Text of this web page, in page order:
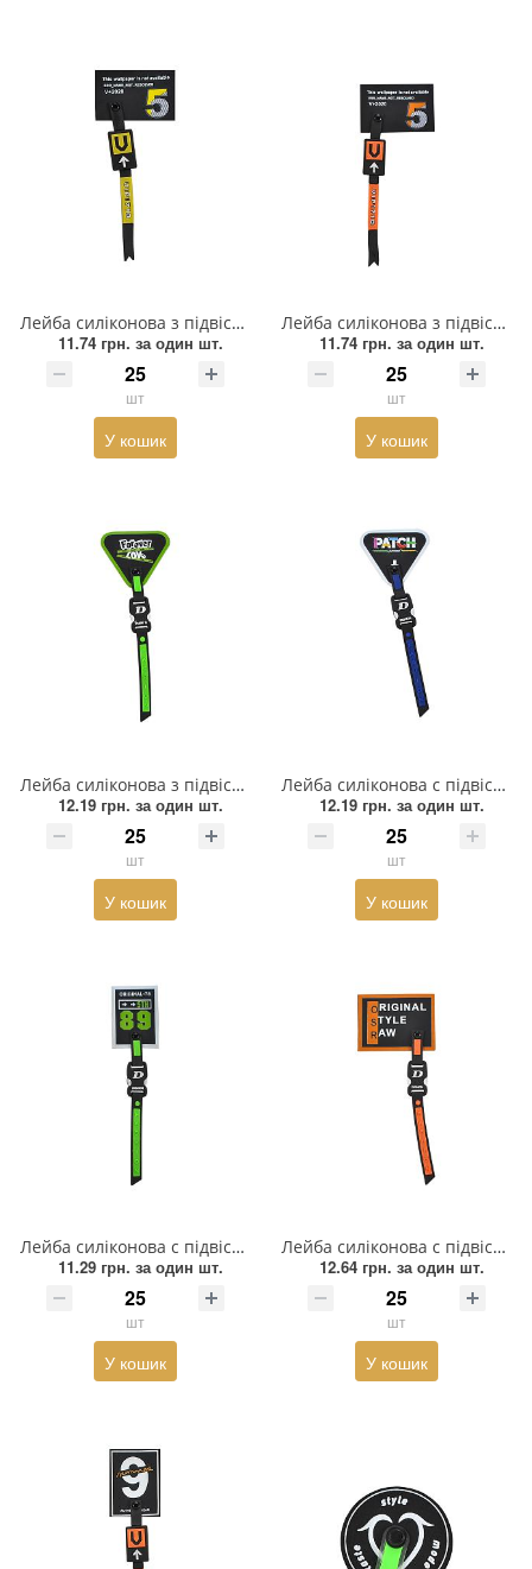
Лейба силіконова з підвіскою "5", 6*4см, чорний, білий, жовтий, шт.
11.74 грн. за один шт.
шт
У кошик
Лейба силіконова з підвіскою "5", 6*14см, чорний, білий, оранжевий, шт.
11.74 грн. за один шт.
шт
У кошик
Лейба силіконова з підвіскою FOREVER LOVE, 6*16см, чорний, білий, зелений, шт
12.19 грн. за один шт.
шт
У кошик
Лейба силіконова c підвіскою PATCH, 6*16см, чорний, білий, червоний, синій, шт
12.19 грн. за один шт.
шт
У кошик
Лейба силіконова c підвіскою "89", 4*5,5см, чорний, білий, зелений, шт
11.29 грн. за один шт.
шт
У кошик
Лейба силіконова c підвіскою ORIGINAL, 7*5см, чорний, білий, зелений, червоний, шт
12.64 грн. за один шт.
шт
У кошик